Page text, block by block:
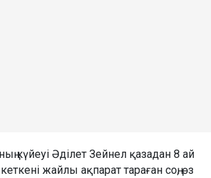
күйеуі Әділет Зейнел қазадан 8 ай
жайлы ақпарат тараған соң, өз